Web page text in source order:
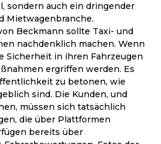
sondern auch ein dringender
Mietwagenbranche.
Beckmann sollte Taxi- und
nachdenklich machen. Wenn
Sicherheit in ihren Fahrzeugen
ergriffen werden. Es
zu betonen, wie
sind. Die Kunden, und
müssen sich tatsächlich
die über Plattformen
bereits über